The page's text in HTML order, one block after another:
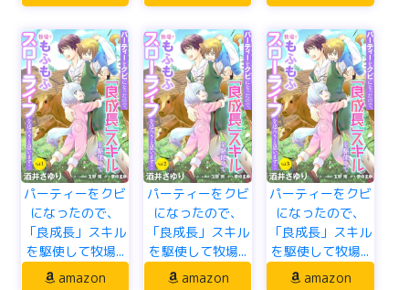
パーティーをクビ
になったので、
「良成長」スキル
を駆使して牧場...
amazon
パーティーをクビ
になったので、
「良成長」スキル
を駆使して牧場...
amazon
パーティーをクビ
になったので、
「良成長」スキル
を駆使して牧場...
amazon